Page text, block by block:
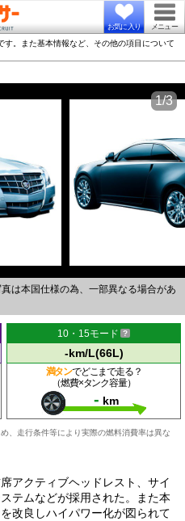
お気に入り メニュー
。また基本情報など、その他の項目について
は本国仕様の為、一部異なる場合があ
1/3
10・15モード
-km/L(66L)
満タンでどこまで走る？
（燃費×タンク容量）
- km
、走行条件等により実際の燃料消費率は異な
アクティブヘッドレスト、サイ
テムなどが採用された。また本
改良しハイパワー化が図られて